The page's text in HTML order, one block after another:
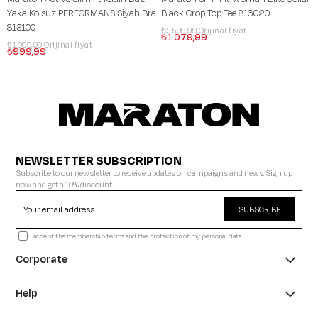
Yaka Kolsuz PERFORMANS Siyah Bra
813100
₺999,99
₺1.999,99
Black Crop Top Tee 816020
₺1.079,99
₺3.599,99
NEWSLETTER SUBSCRIPTION
Subscribe to our newsletter to receive updates on campaigns and news. Sign up
now and get a 10% discount.
SUBSCRIBE
I accept the membership terms and the protection of my personal data.
Corporate
Help